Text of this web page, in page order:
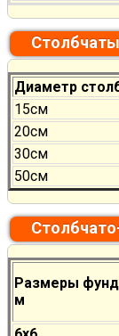
Диаметр
15см
20см
30см
50см
Размеры
м